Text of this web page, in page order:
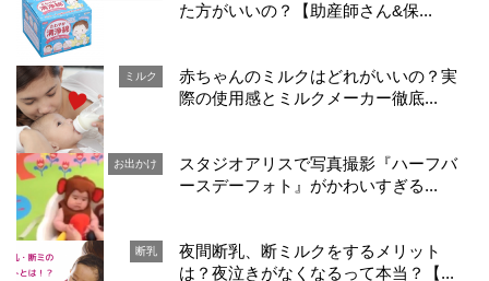
た方がいいの？【助産師さん&保...
ミルク
赤ちゃんのミルクはどれがいいの？実
際の使用感とミルクメーカー徹底...
お出かけ
スタジオアリスで写真撮影『ハーフバ
ースデーフォト』がかわいすぎる...
断乳
夜間断乳、断ミルクをするメリット
は？夜泣きがなくなるって本当？【...